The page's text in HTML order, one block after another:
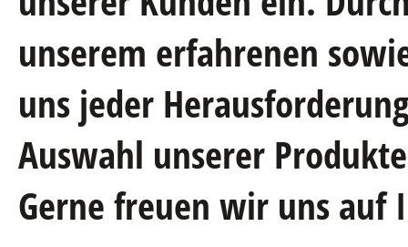
unserem erfahrenen
uns jeder
Auswahl unserer
Gerne freuen wir uns auf